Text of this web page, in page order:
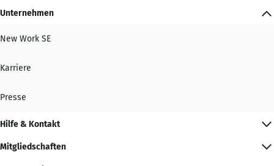
Unternehmen
New Work SE
Karriere
Presse
Hilfe & Kontakt
Mitgliedschaften